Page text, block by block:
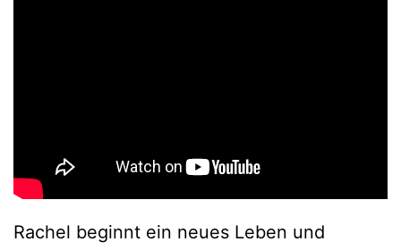
Rachel beginnt ein neues Leben und